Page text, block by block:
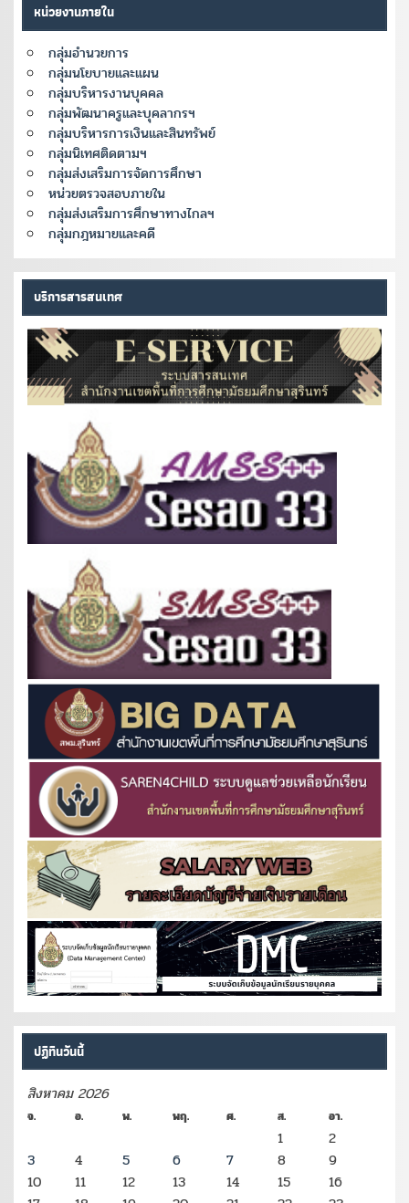
หน่วยงานภายใน
กลุ่มอำนวยการ
กลุ่มนโยบายและแผน
กลุ่มบริหารงานบุคคล
กลุ่มพัฒนาครูและบุคลากรฯ
กลุ่มบริหารการเงินและสินทรัพย์
กลุ่มนิเทศติดตามฯ
กลุ่มส่งเสริมการจัดการศึกษา
หน่วยตรวจสอบภายใน
กลุ่มส่งเสริมการศึกษาทางไกลฯ
กลุ่มกฎหมายและคดี
บริการสารสนเทศ
ปฏิทินวันนี้
สิงหาคม 2026
จ. อ. พ. พฤ. ศ. ส. อา.
1
2
3
4 5 6 7 8
9
10
11 12 13 14 15
16